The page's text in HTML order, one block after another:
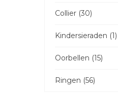
Collier (30)
Kindersieraden (1)
Oorbellen (15)
Ringen (56)